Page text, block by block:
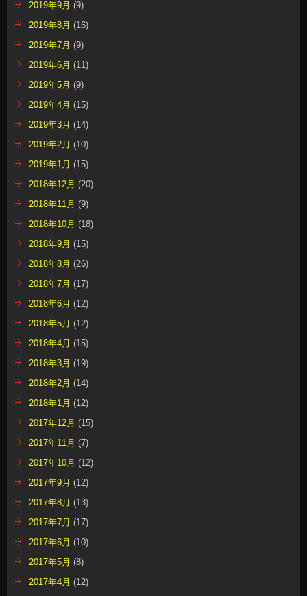
2019年9月 (9)
2019年8月 (16)
2019年7月 (9)
2019年6月 (11)
2019年5月 (9)
2019年4月 (15)
2019年3月 (14)
2019年2月 (10)
2019年1月 (15)
2018年12月 (20)
2018年11月 (9)
2018年10月 (18)
2018年9月 (15)
2018年8月 (26)
2018年7月 (17)
2018年6月 (12)
2018年5月 (12)
2018年4月 (15)
2018年3月 (19)
2018年2月 (14)
2018年1月 (12)
2017年12月 (15)
2017年11月 (7)
2017年10月 (12)
2017年9月 (12)
2017年8月 (13)
2017年7月 (17)
2017年6月 (10)
2017年5月 (8)
2017年4月 (12)